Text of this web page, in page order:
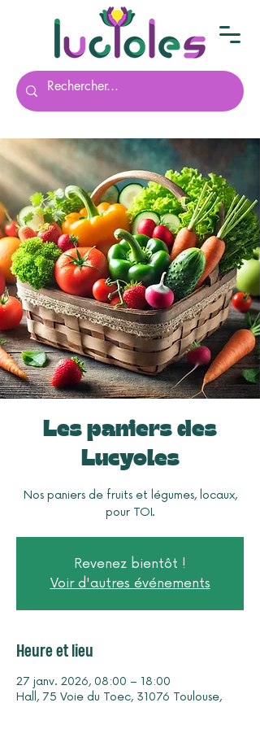
Les paniers des
Lucyoles
Nos paniers de fruits et légumes, locaux,
pour TOI.
Revenez bientôt !
Voir d'autres événements
Heure et lieu
27 janv. 2026, 08:00 – 18:00
Hall, 75 Voie du Toec, 31076 Toulouse,